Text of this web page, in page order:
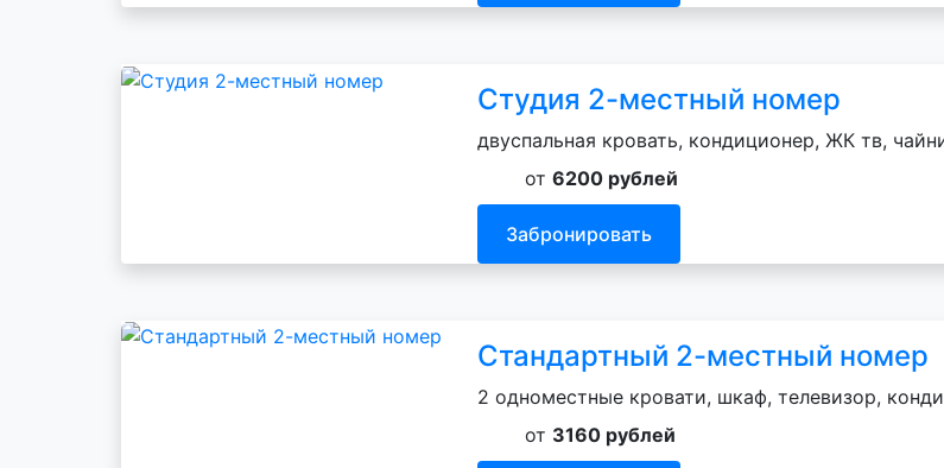
Студия 2-местный номер
двуспальная кровать, кондиционер, ЖК тв,
от 6200 рублей
Забронировать
Стандартный 2-местный номер
2 одноместные кровати, шкаф, телевизор,
от 3160 рублей